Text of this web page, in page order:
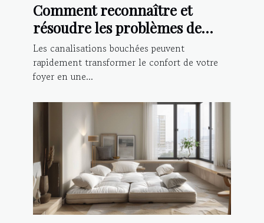
Comment reconnaître et
résoudre les problèmes de
canalisations bouchées
Les canalisations bouchées peuvent
rapidement transformer le confort de votre
foyer en une...